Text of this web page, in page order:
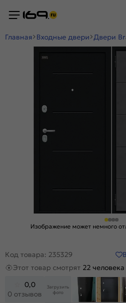
Главная Входные двери Двери
Изображение может немного
Код товара: 235329
Этот товар смотрят 22 человека
0,0
0 отзывов
Загрузить
фото